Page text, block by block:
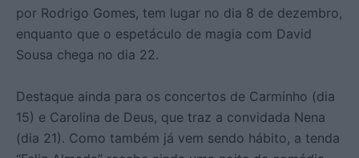
por Rodrigo Gomes, tem lugar no dia 8 de dezembro,
enquanto que o espetáculo de magia com David
Sousa chega no dia 22.
Destaque ainda para os concertos de Carminho (dia
15) e Carolina de Deus, que traz a convidada Nena
(dia 21). Como também já vem sendo hábito, a tenda